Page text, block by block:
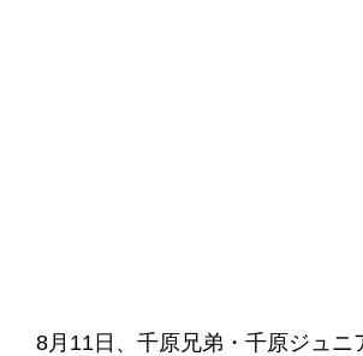
8月11日、千原兄弟・千原ジュニ